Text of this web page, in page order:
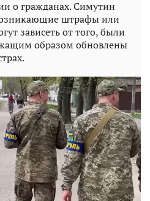
о гражданах. Симутин
штрафы или
зависеть от того, были
образом обновлены